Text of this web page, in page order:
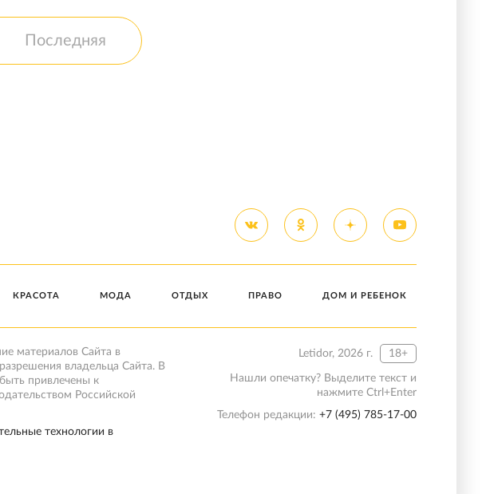
Последняя
КРАСОТА МОДА ОТДЫХ ПРАВО ДОМ И РЕБЕНОК
Letidor, 2026 г. 18+
Нашли опечатку? Выделите текст и
нажмите Ctrl+Enter
Телефон редакции: +7 (495) 785-17-00
материалов Сайта в
владельца Сайта. В
привлечены к
Российской
технологии в